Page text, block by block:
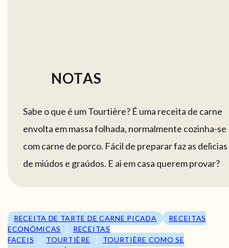
NOTAS
Sabe o que é um Tourtière? É uma receita de carne
envolta em massa folhada, normalmente cozinha-se
com carne de porco. Fácil de preparar faz as delicias
de miúdos e graúdos. E ai em casa querem provar?
RECEITA DE TARTE DE CARNE PICADA
RECEITAS
ECONÓMICAS
RECEITAS
FACEIS
TOURTIÈRE
TOURTIÈRE COMO SE